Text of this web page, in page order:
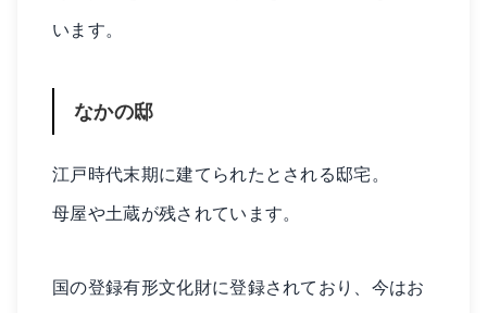
います。
なかの邸
江戸時代末期に建てられたとされる邸宅。
母屋や土蔵が残されています。
国の登録有形文化財に登録されており、今はお